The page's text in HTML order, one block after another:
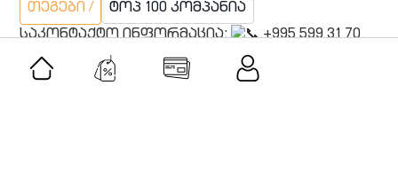
თეგები /
ტოპ 100 კომპანია
საკონტაქტო ინფორმაცია:
+995 599 31 70
00
ფრიდონ ხალვაში 87, Batumi, Georgia,
6000